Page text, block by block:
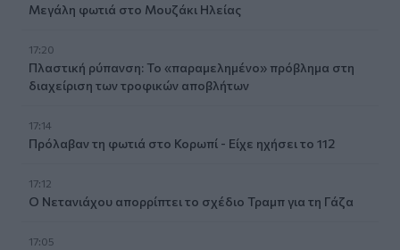
Μεγάλη φωτιά στο Μουζάκι Ηλείας
17:20
Πλαστική ρύπανση: Το «παραμελημένο» πρόβλημα στη
διαχείριση των τροφικών αποβλήτων
17:14
Πρόλαβαν τη φωτιά στο Κορωπί - Είχε ηχήσει το 112
17:12
Ο Νετανιάχου απορρίπτει το σχέδιο Τραμπ για τη Γάζα
17:05